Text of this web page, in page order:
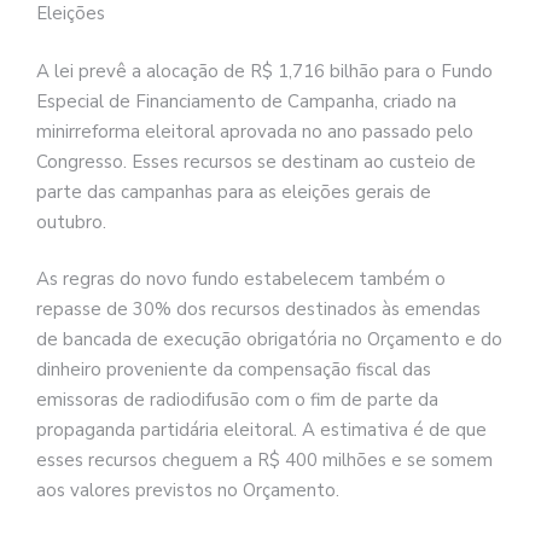
Eleições
A lei prevê a alocação de R$ 1,716 bilhão para o Fundo
Especial de Financiamento de Campanha, criado na
minirreforma eleitoral aprovada no ano passado pelo
Congresso. Esses recursos se destinam ao custeio de
parte das campanhas para as eleições gerais de
outubro.
As regras do novo fundo estabelecem também o
repasse de 30% dos recursos destinados às emendas
de bancada de execução obrigatória no Orçamento e do
dinheiro proveniente da compensação fiscal das
emissoras de radiodifusão com o fim de parte da
propaganda partidária eleitoral. A estimativa é de que
esses recursos cheguem a R$ 400 milhões e se somem
aos valores previstos no Orçamento.